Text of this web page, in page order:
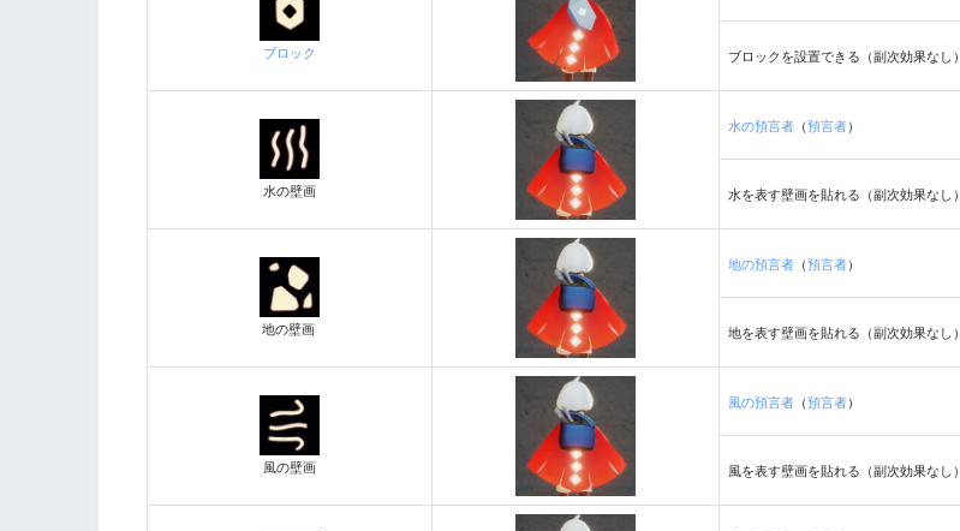
ブロック ブロックを設置できる（副次効果なし）
水の壁画
水の預言者 （預言者）
水を表す壁画を貼れる（副次効果なし）
地の壁画
地の預言者 （預言者）
地を表す壁画を貼れる（副次効果なし）
風の壁画
風の預言者 （預言者）
風を表す壁画を貼れる（副次効果なし）